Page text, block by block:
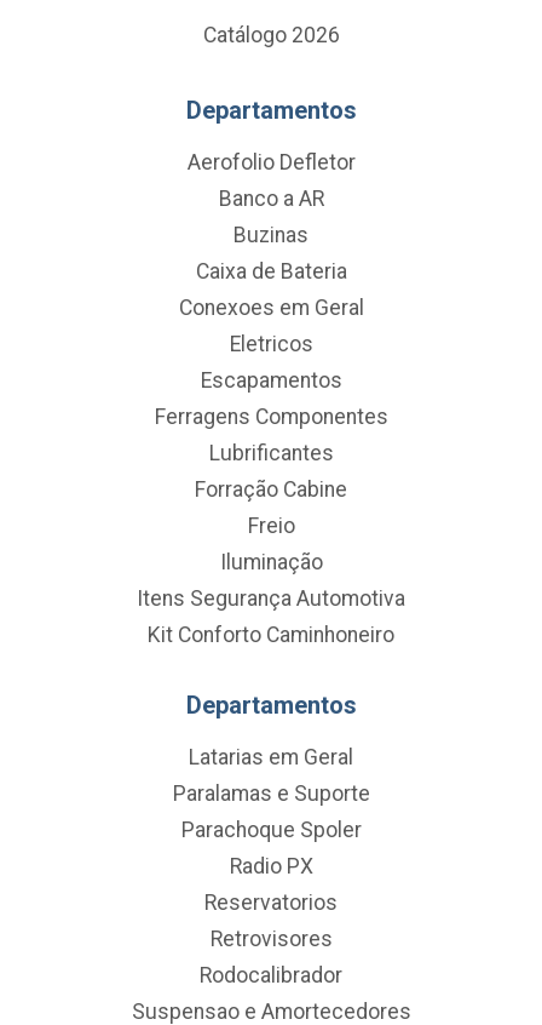
Catálogo 2026
Departamentos
Aerofolio Defletor
Banco a AR
Buzinas
Caixa de Bateria
Conexoes em Geral
Eletricos
Escapamentos
Ferragens Componentes
Lubrificantes
Forração Cabine
Freio
Iluminação
Itens Segurança Automotiva
Kit Conforto Caminhoneiro
Departamentos
Latarias em Geral
Paralamas e Suporte
Parachoque Spoler
Radio PX
Reservatorios
Retrovisores
Rodocalibrador
Suspensao e Amortecedores